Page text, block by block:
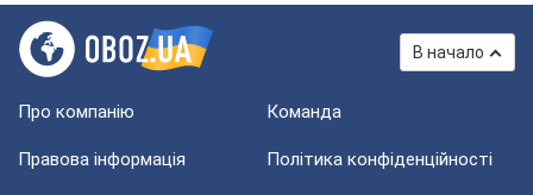
В начало
Про компанію Команда
Правова інформація Політика конфіденційності